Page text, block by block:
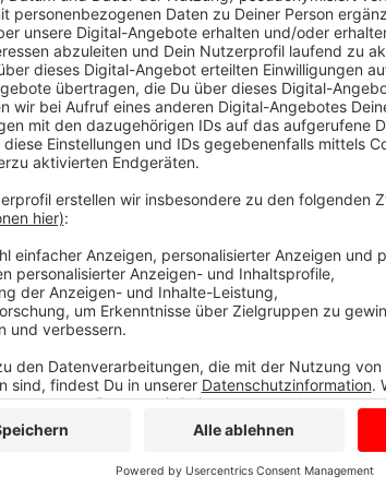
Unter anderem Eltern im Kreis
lange Zeit unentdeckt missbrauchen?
Schulen im Kreis Coesfeld versuchen
Heuss-Realschule in Coesfeld z.B.
Sexualität. Dabei sprechen die
Gewalt. Bei konkreten
Schulpsychologen in der Schule zu
in Senden, Rainer Leifken. Die zwei
sie Schüler auf alarmierende
Hülshoff-Gymnasium gibt es bisher
Verdachtsfälle geben, arbeitet die
des Kreises Coesfeld zusammen.
daran, weitere Opfer im
Stunden Videomaterial aus. Bisher